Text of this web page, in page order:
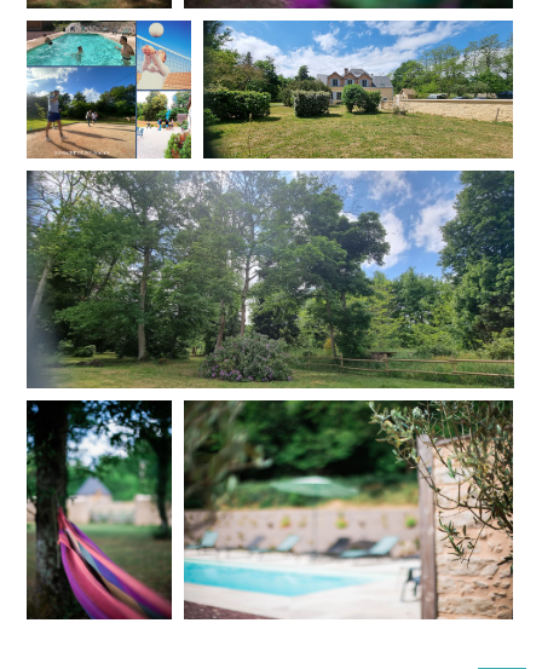
ombragés, invite à ralentir et à se reconnecter à l’essentiel.
Un coin hamac installé à l’ombre des arbres permet de s’accorder un
moment de calme, de lecture ou de sieste au cœur de la nature.
Terrasses et repas en plein air
Plusieurs terrasses extérieures permettent de profiter pleinement des
repas et des soirées d’été.
Un barbecue est également à disposition pour partager des grillades
et prolonger les soirées dans une ambiance chaleureuse et
détendue.
Au Domaine de Toukalya, les extérieurs ont été imaginés comme un
véritable lieu de vie en plein air, où l’on prend le temps de se
retrouver, de rire et de profiter de la nature lors d’un séjour dans un
gîte de groupe en Sarthe, à proximité de Le Mans.
Les extérieurs du gîte :
piscine chauffée
parc arboré
terrain de pétanque
terrain de volley